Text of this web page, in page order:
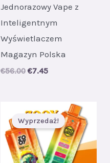
Jednorazowy Vape z
Inteligentnym
Wyświetlaczem
Magazyn Polska
€56.00 Original
€7.45Current
Wyprzedaż!